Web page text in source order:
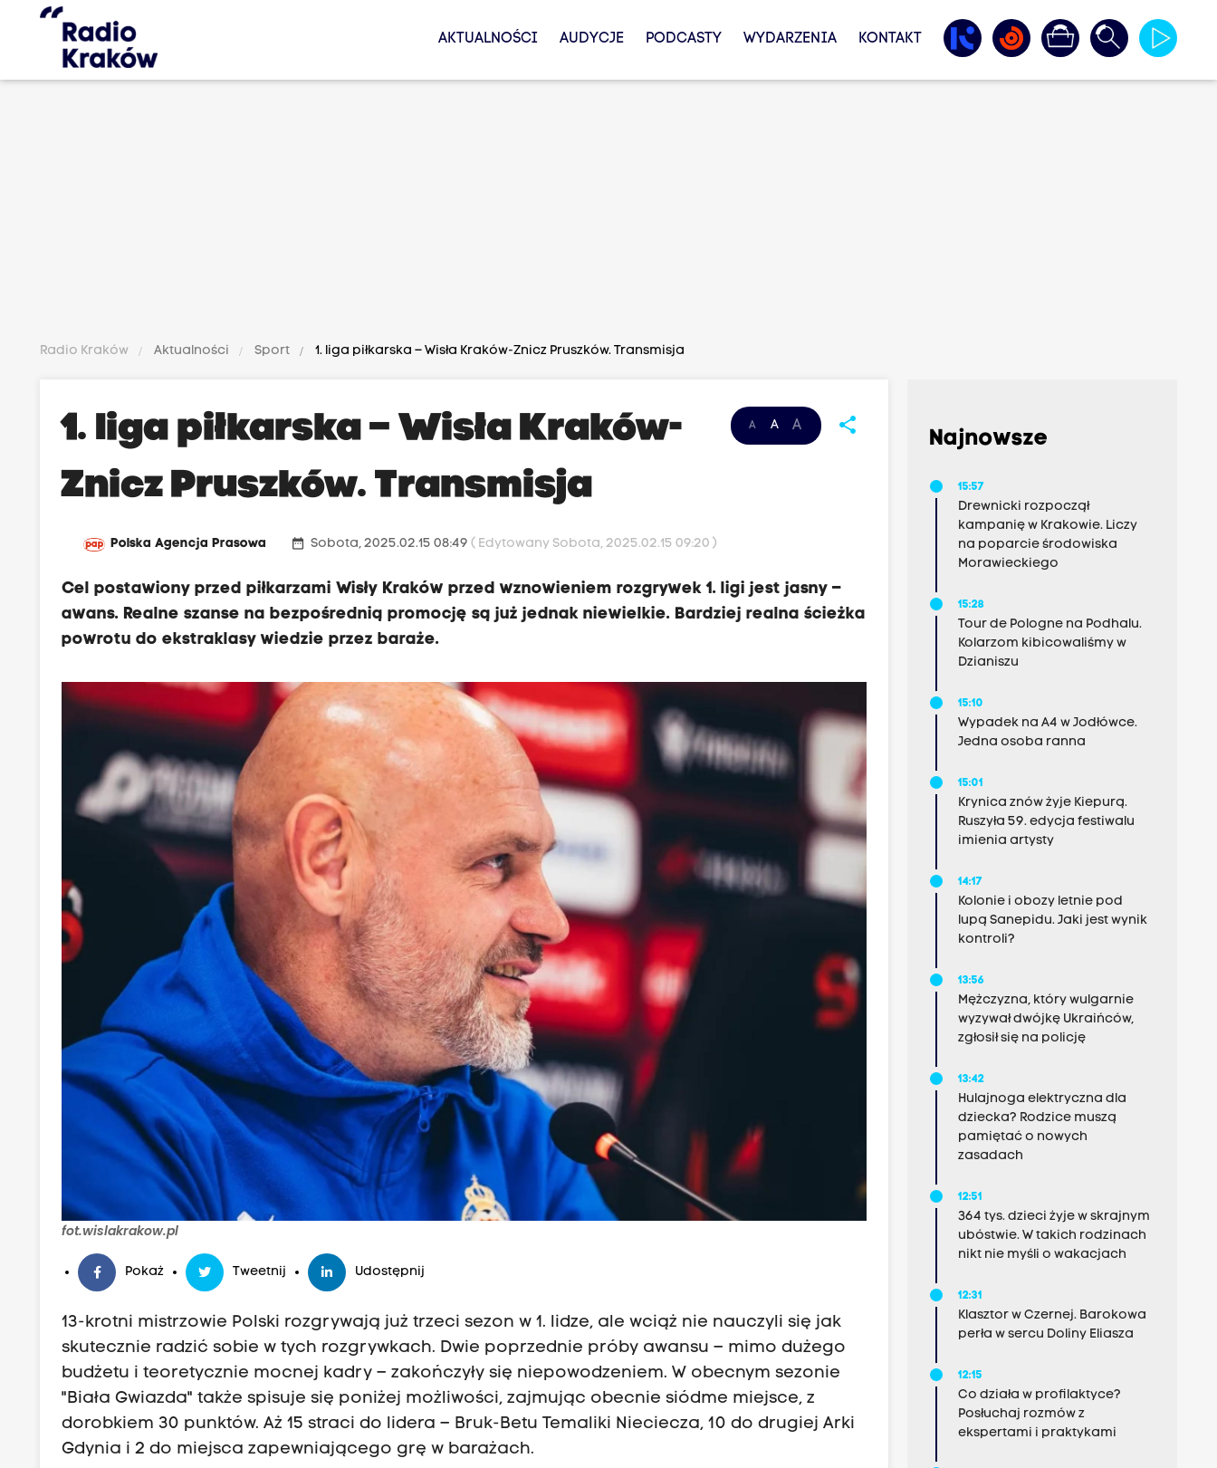
AKTUALNOŚCI AUDYCJE PODCASTY WYDARZENIA KONTAKT
Radio Kraków Aktualności Sport 1. liga piłkarska – Wisła Kraków-Znicz Pruszków. Transmisja
A A A share
1. liga piłkarska – Wisła Kraków-
Znicz Pruszków. Transmisja
Polska Agencja Prasowa date_range Sobota, 2025.02.15 08:49( Edytowany Sobota, 2025.02.15 09:20 )
Cel postawiony przed piłkarzami Wisły Kraków przed wznowieniem rozgrywek 1. ligi jest jasny –
awans. Realne szanse na bezpośrednią promocję są już jednak niewielkie. Bardziej realna ścieżka
powrotu do ekstraklasy wiedzie przez baraże.
fot.wislakrakow.pl
Pokaż Tweetnij Udostępnij
13-krotni mistrzowie Polski rozgrywają już trzeci sezon w 1. lidze, ale wciąż nie nauczyli się jak
skutecznie radzić sobie w tych rozgrywkach. Dwie poprzednie próby awansu – mimo dużego
budżetu i teoretycznie mocnej kadry – zakończyły się niepowodzeniem. W obecnym sezonie
"Biała Gwiazda" także spisuje się poniżej możliwości, zajmując obecnie siódme miejsce, z
dorobkiem 30 punktów. Aż 15 straci do lidera – Bruk-Betu Temaliki Nieciecza, 10 do drugiej Arki
Gdynia i 2 do miejsca zapewniającego grę w barażach.
Najnowsze
15:57
Drewnicki rozpoczął
kampanię w Krakowie. Liczy
na poparcie środowiska
Morawieckiego
15:28
Tour de Pologne na Podhalu.
Kolarzom kibicowaliśmy w
Dzianiszu
15:10
Wypadek na A4 w Jodłówce.
Jedna osoba ranna
15:01
Krynica znów żyje Kiepurą.
Ruszyła 59. edycja festiwalu
imienia artysty
14:17
Kolonie i obozy letnie pod
lupą Sanepidu. Jaki jest wynik
kontroli?
13:56
Mężczyzna, który wulgarnie
wyzywał dwójkę Ukraińców,
zgłosił się na policję
13:42
Hulajnoga elektryczna dla
dziecka? Rodzice muszą
pamiętać o nowych
zasadach
12:51
364 tys. dzieci żyje w skrajnym
ubóstwie. W takich rodzinach
nikt nie myśli o wakacjach
12:31
Klasztor w Czernej. Barokowa
perła w sercu Doliny Eliasza
12:15
Co działa w profilaktyce?
Posłuchaj rozmów z
ekspertami i praktykami